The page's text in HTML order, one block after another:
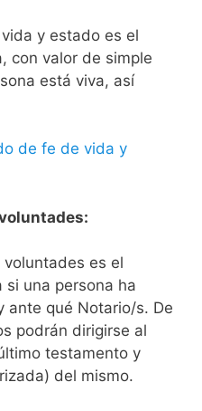
y estado es el
con valor de simple
está viva, así
de fe de vida y
es el
una persona ha
ante qué Notario/s. De
podrán dirigirse al
testamento y
del mismo.